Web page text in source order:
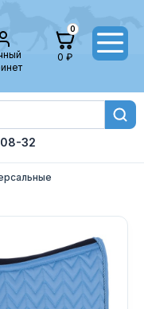
0
0 ₽
32